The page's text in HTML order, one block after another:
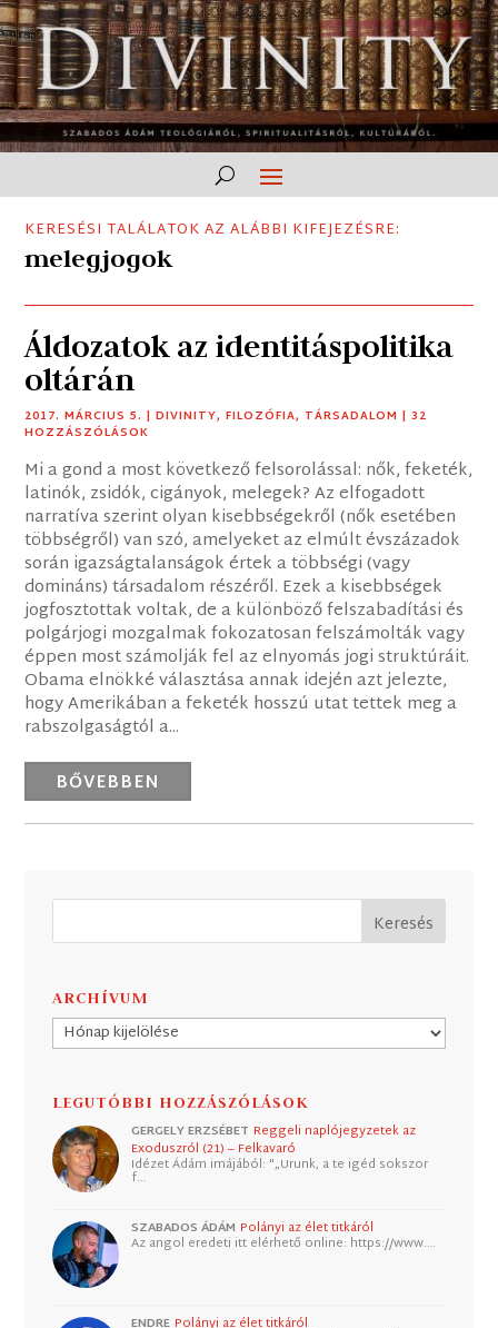
KERESÉSI TALÁLATOK AZ ALÁBBI KIFEJEZÉSRE:
melegjogok
Áldozatok az identitáspolitika
oltárán
2017. MÁRCIUS 5. |DIVINITY,FILOZÓFIA, TÁRSADALOM | 32
HOZZÁSZÓLÁSOK
Mi a gond a most következő felsorolással: nők, feketék,
latinók, zsidók, cigányok, melegek? Az elfogadott
narratíva szerint olyan kisebbségekről (nők esetében
többségről) van szó, amelyeket az elmúlt évszázadok
során igazságtalanságok értek a többségi (vagy
domináns) társadalom részéről. Ezek a kisebbségek
jogfosztottak voltak, de a különböző felszabadítási és
polgárjogi mozgalmak fokozatosan felszámolták vagy
éppen most számolják fel az elnyomás jogi struktúráit.
Obama elnökké választása annak idején azt jelezte,
hogy Amerikában a feketék hosszú utat tettek meg a
rabszolgaságtól a...
BŐVEBBEN
ARCHÍVUM
Archívum
LEGUTÓBBI HOZZÁSZÓLÁSOK
GERGELY ERZSÉBET Reggeli naplójegyzetek az
Exoduszról (21) – Felkavaró
Idézet Ádám imájából: "„Urunk, a te igéd sokszor
f…
SZABADOS ÁDÁM Polányi az élet titkáról
Az angol eredeti itt elérhető online: https://www.…
ENDRE Polányi az élet titkáról